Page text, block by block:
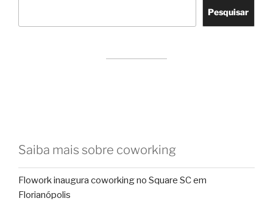
Pesquisar
Saiba mais sobre coworking
Flowork inaugura coworking no Square SC em
Florianópolis